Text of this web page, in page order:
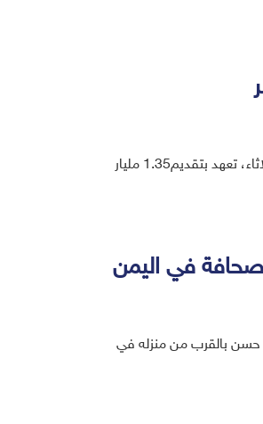
قالت شبكة بي بي سي أن مؤتمر المانحين لدعم اليمن، الذي نظمته الأمم المتحدة واستضافته السعودية الثلاثاء، تعهد بتقديم1.35 مليار
في اليمن
حسن بالقرب من منزله في